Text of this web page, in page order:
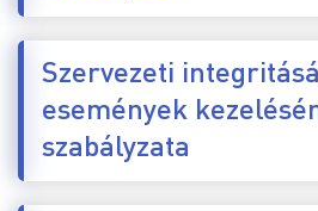
Szervezeti
események
szabályzata